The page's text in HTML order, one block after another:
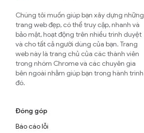
Chúng tôi muốn giúp bạn xây dựng những
trang web đẹp, có thể truy cập, nhanh và
bảo mật, hoạt động trên nhiều trình duyệt
và cho tất cả người dùng của bạn. Trang
web này là trang chủ của các thành viên
trong nhóm Chrome và các chuyên gia
bên ngoài nhằm giúp bạn trong hành trình
đó.
Đóng góp
Báo cáo lỗi